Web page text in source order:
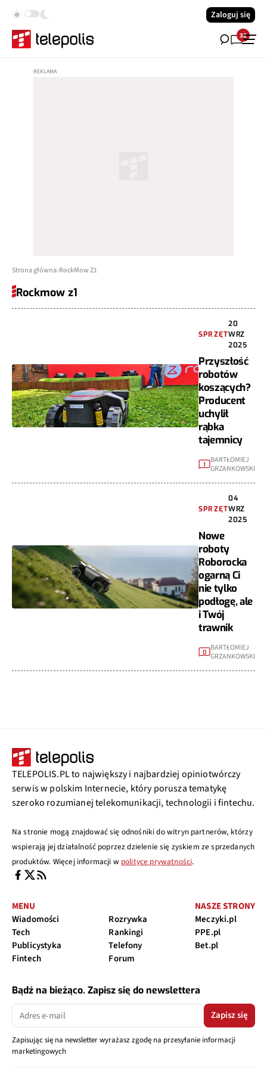
Zaloguj się
32
Strona główna RockMow Z1
Rockmow z1
SPRZĘT
20
WRZ
2025
Przyszłość
robotów
koszących?
Producent
uchylił
rąbka
tajemnicy
1
BARTŁOMIEJ
GRZANKOWSKI
SPRZĘT
04
WRZ
2025
Nowe
roboty
Roborocka
ogarną Ci
nie tylko
podłogę, ale
i Twój
trawnik
0
BARTŁOMIEJ
GRZANKOWSKI
TELEPOLIS.PL to największy i najbardziej opiniotwórczy
serwis w polskim Internecie, który porusza tematykę
szeroko rozumianej telekomunikacji, technologii i fintechu.
Na stronie mogą znajdować się odnośniki do witryn partnerów, którzy
wspierają jej działalność poprzez dzielenie się zyskiem ze sprzedanych
produktów. Więcej informacji w polityce prywatności.
MENU
Wiadomości
Tech
Publicystyka
Fintech
Rozrywka
Rankingi
Telefony
Forum
NASZE STRONY
Meczyki.pl
PPE.pl
Bet.pl
Bądź na bieżąco. Zapisz się do newslettera
Zapisz się
Zapisując się na newsletter wyrażasz zgodę na przesyłanie informacji
marketingowych